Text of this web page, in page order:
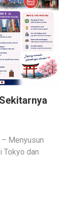
– Menyusun
Tokyo dan